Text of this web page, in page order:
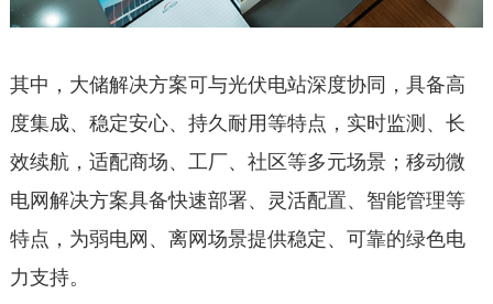
其中，大储解决方案可与光伏电站深度协同，具备高
度集成、稳定安心、持久耐用等特点，实时监测、长
效续航，适配商场、工厂、社区等多元场景；移动微
电网解决方案具备快速部署、灵活配置、智能管理等
特点，为弱电网、离网场景提供稳定、可靠的绿色电
力支持。